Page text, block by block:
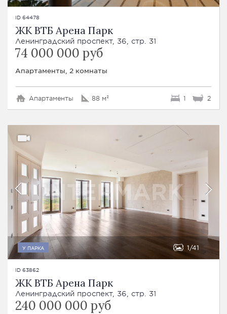
ID 64478
ЖК ВТБ Арена Парк
Ленинградский проспект, 36, стр. 31
74 000 000 руб
Апартаменты, 2 комнаты
Апартаменты 88 м² 1 2
У ПАРКА 1 41
ID 63862
ЖК ВТБ Арена Парк
Ленинградский проспект, 36, стр. 31
240 000 000 руб